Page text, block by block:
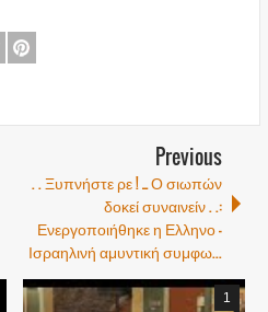
Previous
. . Ξυπνήστε ρε ! _ Ο σιωπών
δοκεί συναινείν . .:
Ενεργοποιήθηκε η Ελληνο -
Ισραηλινή αμυντική συμφω...
1